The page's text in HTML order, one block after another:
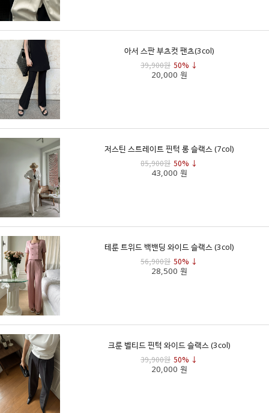
아서 스판 부츠컷 팬츠(3col)
39,900원 50% ↓
20,000 원
저스틴 스트레이트 핀턱 롱 슬랙스 (7col)
85,900원 50% ↓
43,000 원
테룬 트위드 백밴딩 와이드 슬랙스 (3col)
56,900원 50% ↓
28,500 원
크룬 벨티드 핀턱 와이드 슬랙스 (3col)
39,900원 50% ↓
20,000 원